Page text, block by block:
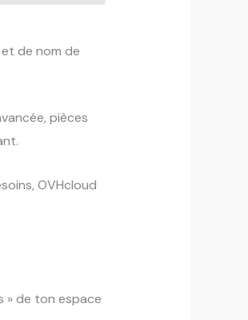
de nom de
pièces
OVHcloud
» de ton espace